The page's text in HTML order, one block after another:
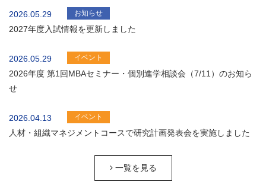
2026.05.29 お知らせ
2027年度入試情報を更新しました
2026.05.29 イベント
2026年度 第1回MBAセミナー・個別進学相談会（7/11）のお知ら
せ
2026.04.13 イベント
人材・組織マネジメントコースで研究計画発表会を実施しました
一覧を見る